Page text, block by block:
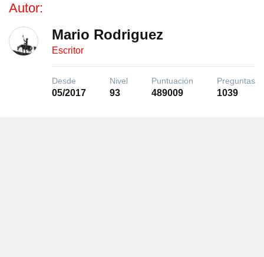
Autor:
Mario Rodriguez
Escritor
Desde
05/2017
Nivel
93
Puntuación
489009
Preguntas
1039